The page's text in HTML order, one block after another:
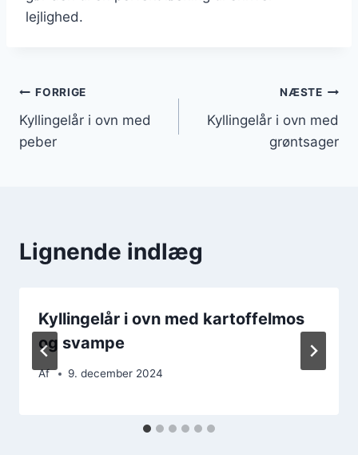
lejlighed.
Indlægsnavigation
FORRIGE
Kyllingelår i ovn med
peber
NÆSTE
Kyllingelår i ovn med
grøntsager
Lignende indlæg
Kyllingelår i ovn med kartoffelmos
og svampe
Af 9. december 2024